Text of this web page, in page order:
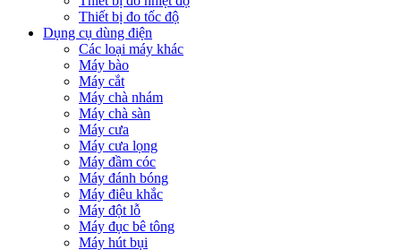
Thiết bị đo tốc độ
Dụng cụ dùng điện
Các loại máy khác
Máy bào
Máy cắt
Máy chà nhám
Máy chà sàn
Máy cưa
Máy cưa lọng
Máy đầm cóc
Máy đánh bóng
Máy điêu khắc
Máy đột lỗ
Máy đục bê tông
Máy hút bụi